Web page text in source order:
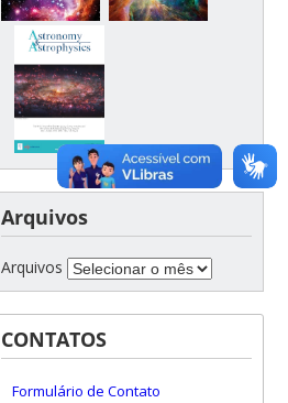
Arquivos
Arquivos
CONTATOS
Formulário de Contato